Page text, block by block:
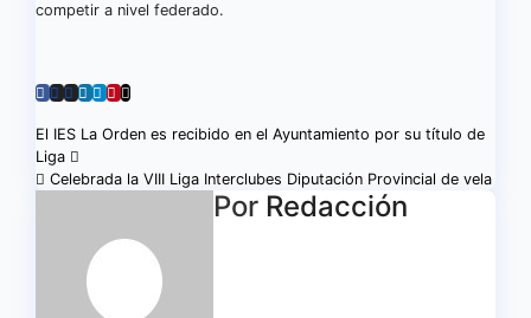
competir a nivel federado.
Navegación
de
entradas
El IES La Orden es recibido en el Ayuntamiento por su título de
Liga
Celebrada la VIII Liga Interclubes Diputación Provincial de vela
Por Redacción